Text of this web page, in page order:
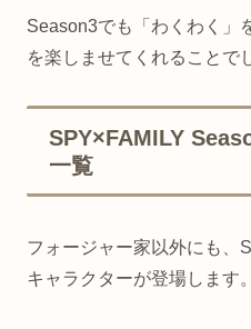
Season3でも「わくわく」
を楽しませてくれることで
SPY×FAMILY
一覧
フォージャー家以外にも、
キャラクターが登場します。